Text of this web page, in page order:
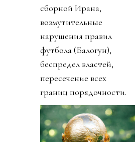
сборной Ирана,
возмутительные
нарушения правил
футбола (Балогун),
беспредел властей,
пересечение всех
границ порядочности.